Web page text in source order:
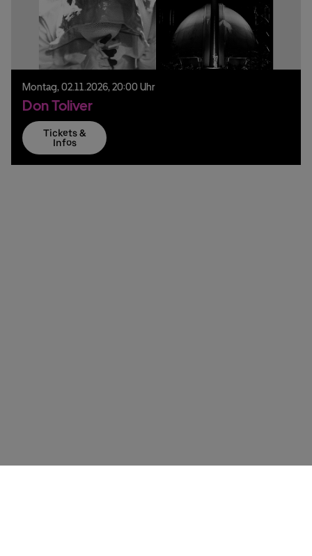
Montag, 02.11.2026, 20:00 Uhr
Don Toliver
Tickets &
Infos